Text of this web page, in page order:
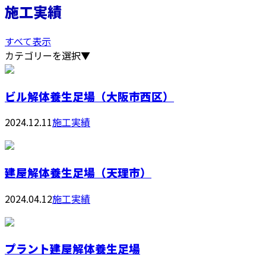
施工実績
すべて表示
カテゴリーを選択▼
ビル解体養生足場（大阪市西区）
2024.12.11施工実績
建屋解体養生足場（天理市）
2024.04.12施工実績
プラント建屋解体養生足場